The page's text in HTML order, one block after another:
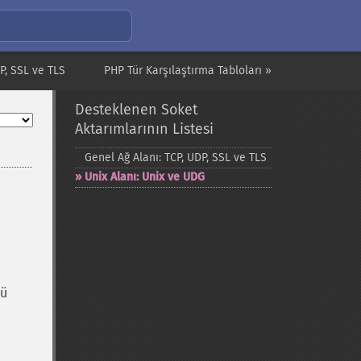
PHP Tür Karşılaştırma Tabloları »
SSL ve TLS
Desteklenen Soket
Aktarımlarının Listesi
Genel Ağ Alanı: TCP, UDP, SSL ve TLS
Unix Alanı: Unix ve UDG